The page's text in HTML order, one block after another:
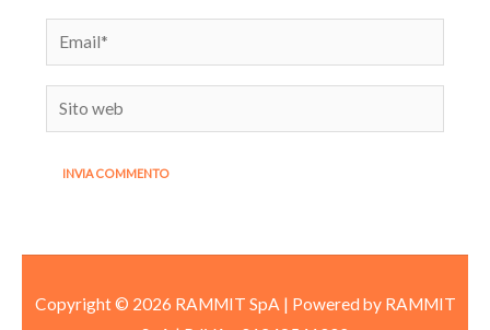
Email*
Sito
web
Copyright © 2026 RAMMIT SpA | Powered by RAMMIT